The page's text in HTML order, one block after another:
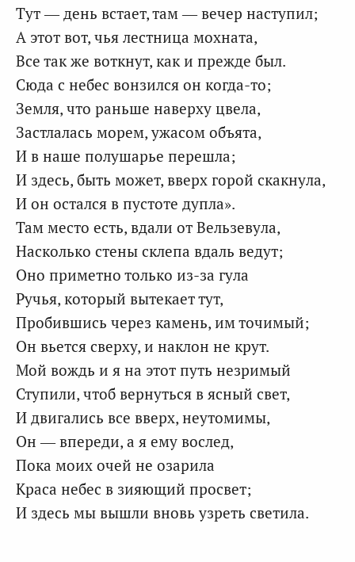
Тут — день встает, там — вечер наступил;
А этот вот, чья лестница мохната,
Все так же воткнут, как и прежде был.
Сюда с небес вонзился он когда-то;
Земля, что раньше наверху цвела,
Застлалась морем, ужасом объята,
И в наше полушарье перешла;
И здесь, быть может, вверх горой скакнула,
И он остался в пустоте дупла».
Там место есть, вдали от Вельзевула,
Насколько стены склепа вдаль ведут;
Оно приметно только из-за гула
Ручья, который вытекает тут,
Пробившись через камень, им точимый;
Он вьется сверху, и наклон не крут.
Мой вождь и я на этот путь незримый
Ступили, чтоб вернуться в ясный свет,
И двигались все вверх, неутомимы,
Он — впереди, а я ему вослед,
Пока моих очей не озарила
Краса небес в зияющий просвет;
И здесь мы вышли вновь узреть светила.